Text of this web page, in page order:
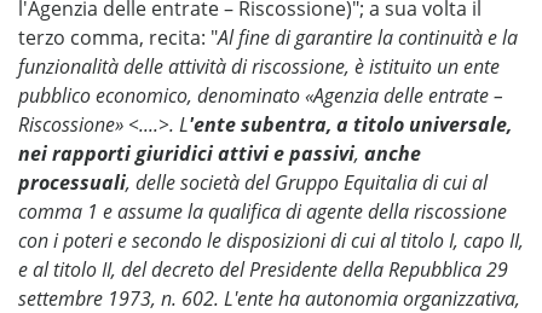
l'Agenzia delle entrate – Riscossione)"; a sua volta il
terzo comma, recita: "Al fine di garantire la continuità e la
funzionalità delle attività di riscossione, è istituito un ente
pubblico economico, denominato «Agenzia delle entrate –
Riscossione» <....>. L'ente subentra, a titolo universale,
nei rapporti giuridici attivi e passivi, anche
processuali, delle società del Gruppo Equitalia di cui al
comma 1 e assume la qualifica di agente della riscossione
con i poteri e secondo le disposizioni di cui al titolo I, capo II,
e al titolo II, del decreto del Presidente della Repubblica 29
settembre 1973, n. 602. L'ente ha autonomia organizzativa,